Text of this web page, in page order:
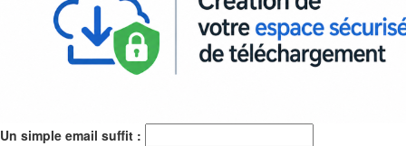
Un simple email suffit :